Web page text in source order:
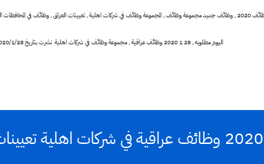
اليوم مطلوبه , 28 1 2020 وظائف عراقية , مجموعة وظائف في شركات اهلية نشرت بتاريخ 2020/1/28